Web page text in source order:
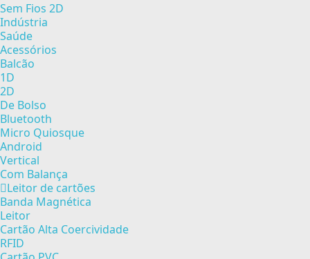
Sem Fios 2D
Indústria
Saúde
Acessórios
Balcão
1D
2D
De Bolso
Bluetooth
Micro Quiosque
Android
Vertical
Com Balança
Leitor de cartões
Banda Magnética
Leitor
Cartão Alta Coercividade
RFID